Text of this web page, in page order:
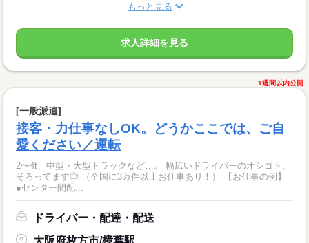
もっと見る
求人詳細を見る
1週間以内公開
[一般派遣]
接客・力仕事なしOK。どうかここでは、ご自
愛ください／運転
2〜4t、中型・大型トラックなど…。 幅広いドライバーのオシゴト、
そろってます◎ （全国に3万件以上お仕事あり！） 【お仕事の例】
●センター間配...
ドライバー・配達・配送
大阪府枚方市/樟葉駅